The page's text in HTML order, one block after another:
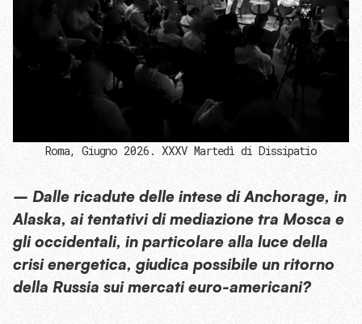
Roma, Giugno 2026. XXXV Martedì di Dissipatio
– Dalle ricadute delle intese di Anchorage, in
Alaska, ai tentativi di mediazione tra Mosca e
gli occidentali, in particolare alla luce della
crisi energetica, giudica possibile un ritorno
della Russia sui mercati euro-americani?